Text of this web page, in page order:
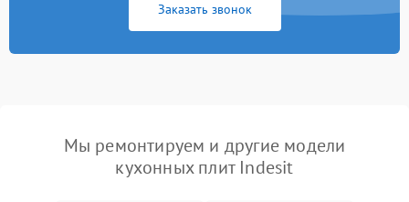
Заказать звонок
Мы ремонтируем и другие модели
кухонных плит Indesit